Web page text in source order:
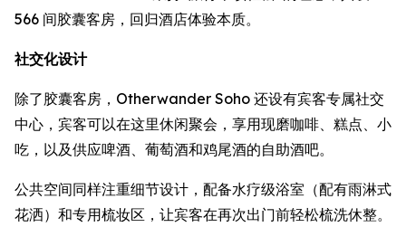
566 间胶囊客房，回归酒店体验本质。
社交化设计
除了胶囊客房，Otherwander Soho 还设有宾客专属社交
中心，宾客可以在这里休闲聚会，享用现磨咖啡、糕点、小
吃，以及供应啤酒、葡萄酒和鸡尾酒的自助酒吧。
公共空间同样注重细节设计，配备水疗级浴室（配有雨淋式
花洒）和专用梳妆区，让宾客在再次出门前轻松梳洗休整。